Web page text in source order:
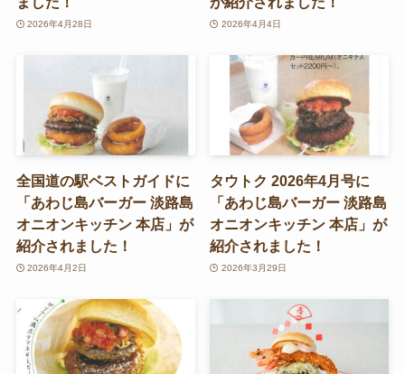
2026年4月28日 2026年4月4日
全国道の駅ベストガイドに
「あわじ島バーガー 淡路島
オニオンキッチン 本店」が
紹介されました！
2026年4月2日
タウトク 2026年4月号に
「あわじ島バーガー 淡路島
オニオンキッチン 本店」が
紹介されました！
2026年3月29日